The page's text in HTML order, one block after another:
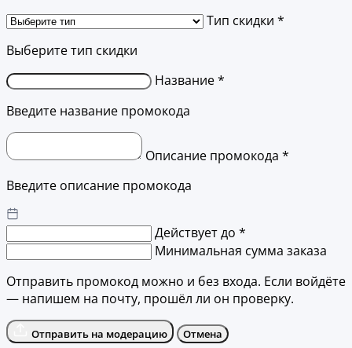
Тип скидки *
Выберите тип скидки
Название *
Введите название промокода
Описание промокода *
Введите описание промокода
Действует до *
Минимальная сумма заказа
Отправить промокод можно и без входа. Если войдёте
— напишем на почту, прошёл ли он проверку.
Отправить на модерацию Отмена